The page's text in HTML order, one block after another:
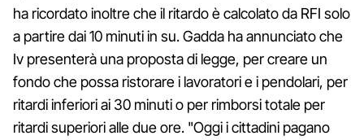
ha ricordato inoltre che il ritardo è calcolato da RFI solo
a partire dai 10 minuti in su. Gadda ha annunciato che
Iv presenterà una proposta di legge, per creare un
fondo che possa ristorare i lavoratori e i pendolari, per
ritardi inferiori ai 30 minuti o per rimborsi totale per
ritardi superiori alle due ore. "Oggi i cittadini pagano